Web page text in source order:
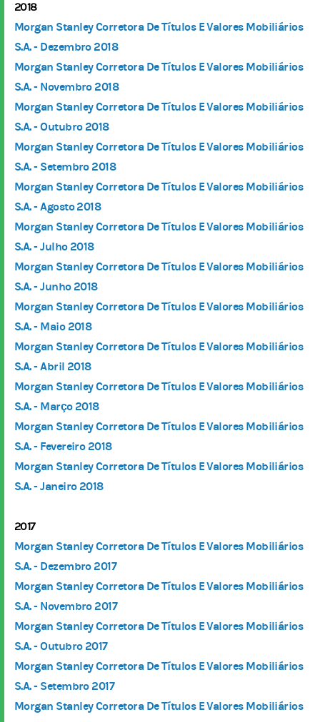
2018
Morgan Stanley Corretora De Títulos E Valores Mobiliários
S.A. - Dezembro 2018
Morgan Stanley Corretora De Títulos E Valores Mobiliários
S.A. - Novembro 2018
Morgan Stanley Corretora De Títulos E Valores Mobiliários
S.A. - Outubro 2018
Morgan Stanley Corretora De Títulos E Valores Mobiliários
S.A. - Setembro 2018
Morgan Stanley Corretora De Títulos E Valores Mobiliários
S.A. - Agosto 2018
Morgan Stanley Corretora De Títulos E Valores Mobiliários
S.A. - Julho 2018
Morgan Stanley Corretora De Títulos E Valores Mobiliários
S.A. - Junho 2018
Morgan Stanley Corretora De Títulos E Valores Mobiliários
S.A. - Maio 2018
Morgan Stanley Corretora De Títulos E Valores Mobiliários
S.A. - Abril 2018
Morgan Stanley Corretora De Títulos E Valores Mobiliários
S.A. - Março 2018
Morgan Stanley Corretora De Títulos E Valores Mobiliários
S.A. - Fevereiro 2018
Morgan Stanley Corretora De Títulos E Valores Mobiliários
S.A. - Janeiro 2018
2017
Morgan Stanley Corretora De Títulos E Valores Mobiliários
S.A. - Dezembro 2017
Morgan Stanley Corretora De Títulos E Valores Mobiliários
S.A. - Novembro 2017
Morgan Stanley Corretora De Títulos E Valores Mobiliários
S.A. - Outubro 2017
Morgan Stanley Corretora De Títulos E Valores Mobiliários
S.A. - Setembro 2017
Morgan Stanley Corretora De Títulos E Valores Mobiliários